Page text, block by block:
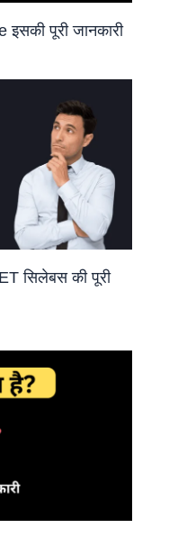
पूरी जानकारी
सिलेबस की पूरी